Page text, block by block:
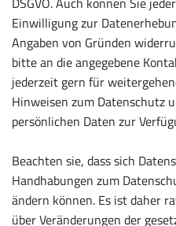
Einwilligung zur
Angaben von Gründen
bitte an die angegebene
jederzeit gern für
Hinweisen zum Datenschutz
persönlichen Daten zur
Beachten sie, dass sich
Handhabungen zum
ändern können. Es ist daher
über Veränderungen der